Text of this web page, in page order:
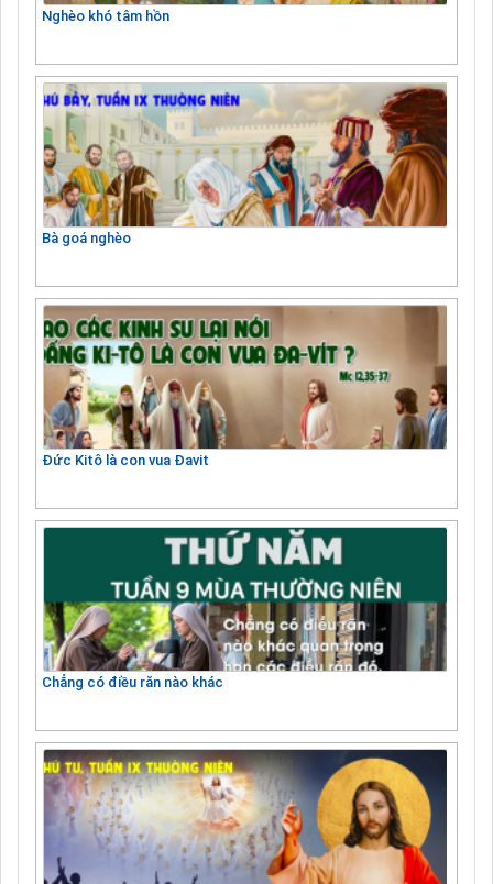
Nghèo khó tâm hồn
Bà goá nghèo
Đức Kitô là con vua Đavit
Chẳng có điều răn nào khác